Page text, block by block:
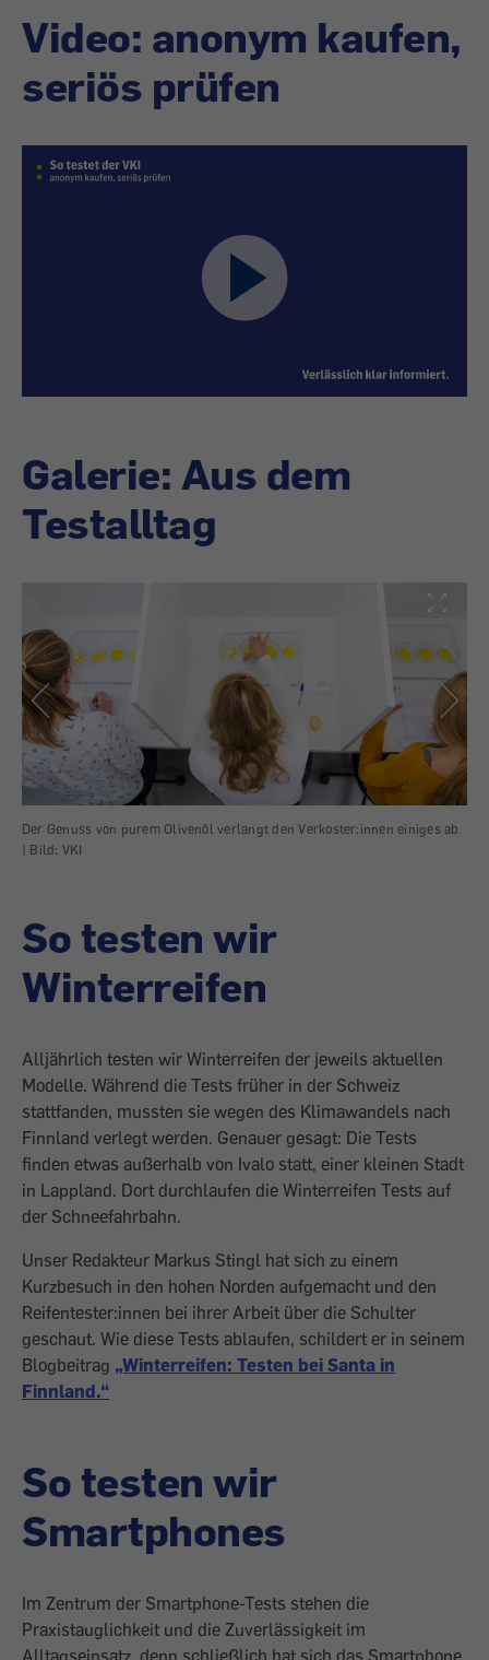
Video: anonym kaufen,
seriös prüfen
Galerie: Aus dem
Testalltag
Der Genuss von purem Olivenöl verlangt den Verkoster:innen einiges ab
| Bild: VKI
So testen wir
Winterreifen
Alljährlich testen wir Winterreifen der jeweils aktuellen
Modelle. Während die Tests früher in der Schweiz
stattfanden, mussten sie wegen des Klimawandels nach
Finnland verlegt werden. Genauer gesagt: Die Tests
finden etwas außerhalb von Ivalo statt, einer kleinen Stadt
in Lappland. Dort durchlaufen die Winterreifen Tests auf
der Schneefahrbahn.
Unser Redakteur Markus Stingl hat sich zu einem
Kurzbesuch in den hohen Norden aufgemacht und den
Reifentester:innen bei ihrer Arbeit über die Schulter
geschaut. Wie diese Tests ablaufen, schildert er in seinem
Blogbeitrag „Winterreifen: Testen bei Santa in
Finnland.“
So testen wir
Smartphones
Im Zentrum der Smartphone-Tests stehen die
Praxistauglichkeit und die Zuverlässigkeit im